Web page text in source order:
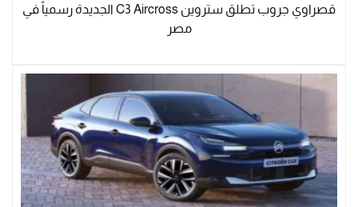
قصراوي جروب تطلق ستروين C3 Aircross الجديدة رسمياً في
مصر